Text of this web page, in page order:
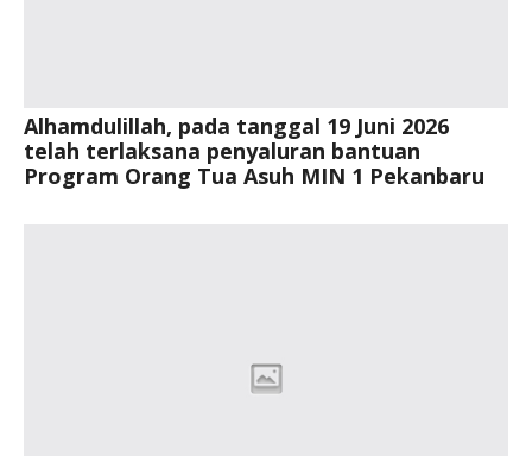
Alhamdulillah, pada tanggal 19 Juni 2026
telah terlaksana penyaluran bantuan
Program Orang Tua Asuh MIN 1 Pekanbaru